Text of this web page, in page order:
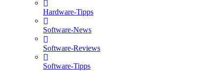
Hardware-Tipps
Software-News
Software-Reviews
Software-Tipps